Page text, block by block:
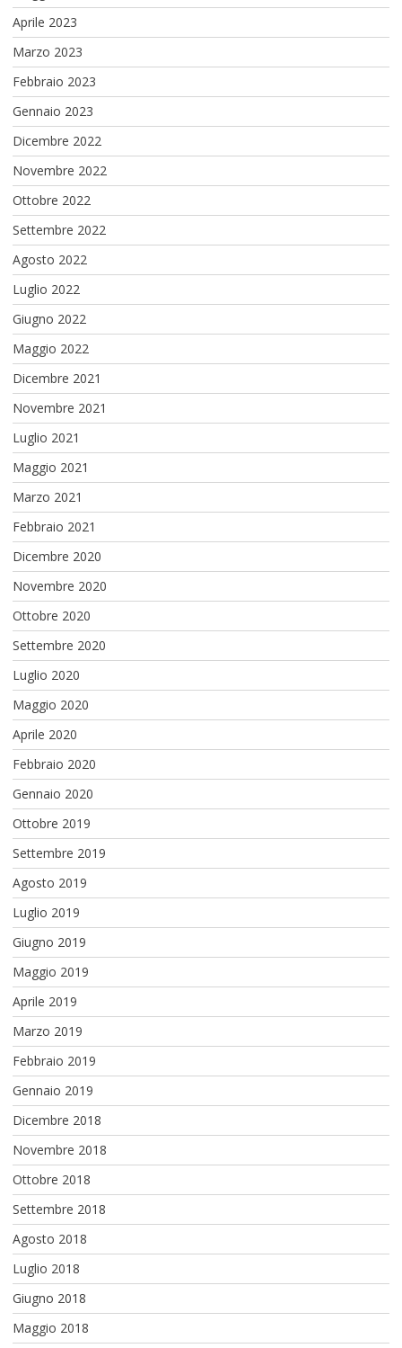
Aprile 2023
Marzo 2023
Febbraio 2023
Gennaio 2023
Dicembre 2022
Novembre 2022
Ottobre 2022
Settembre 2022
Agosto 2022
Luglio 2022
Giugno 2022
Maggio 2022
Dicembre 2021
Novembre 2021
Luglio 2021
Maggio 2021
Marzo 2021
Febbraio 2021
Dicembre 2020
Novembre 2020
Ottobre 2020
Settembre 2020
Luglio 2020
Maggio 2020
Aprile 2020
Febbraio 2020
Gennaio 2020
Ottobre 2019
Settembre 2019
Agosto 2019
Luglio 2019
Giugno 2019
Maggio 2019
Aprile 2019
Marzo 2019
Febbraio 2019
Gennaio 2019
Dicembre 2018
Novembre 2018
Ottobre 2018
Settembre 2018
Agosto 2018
Luglio 2018
Giugno 2018
Maggio 2018